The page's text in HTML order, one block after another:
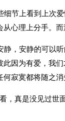
细节上看到上次
从心理上分手。
静，安静的可以
因为有爱，我
寂寞都将随之
，真是没见过